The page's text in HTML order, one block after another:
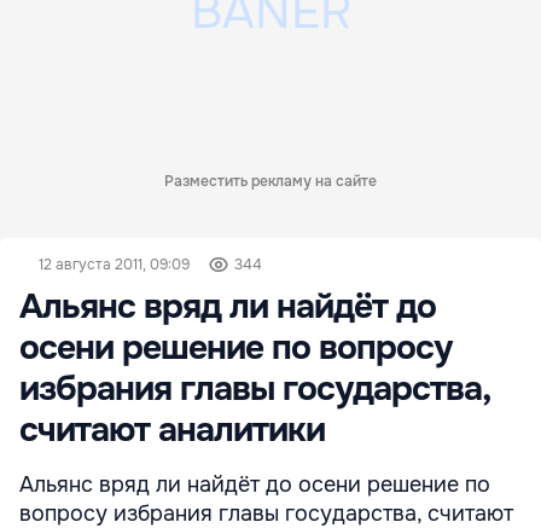
Разместить рекламу на сайте
12 августа 2011, 09:09 344
Альянс вряд ли найдёт до
осени решение по вопросу
избрания главы государства,
считают аналитики
Альянс вряд ли найдёт до осени решение по
вопросу избрания главы государства, считают